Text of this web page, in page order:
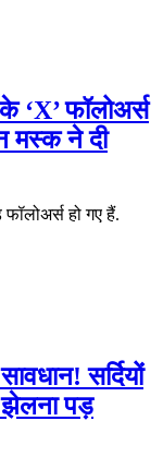
‘X’ फॉलोअर्स
मस्क ने दी
हो गए हैं.
सर्दियों
पड़